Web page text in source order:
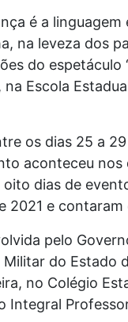
é a
na leveza dos
do espetáculo
Escola
os dias 25 a
aconteceu
oito dias de
2021 e
pelo
do Estado
no Colégio
Integral